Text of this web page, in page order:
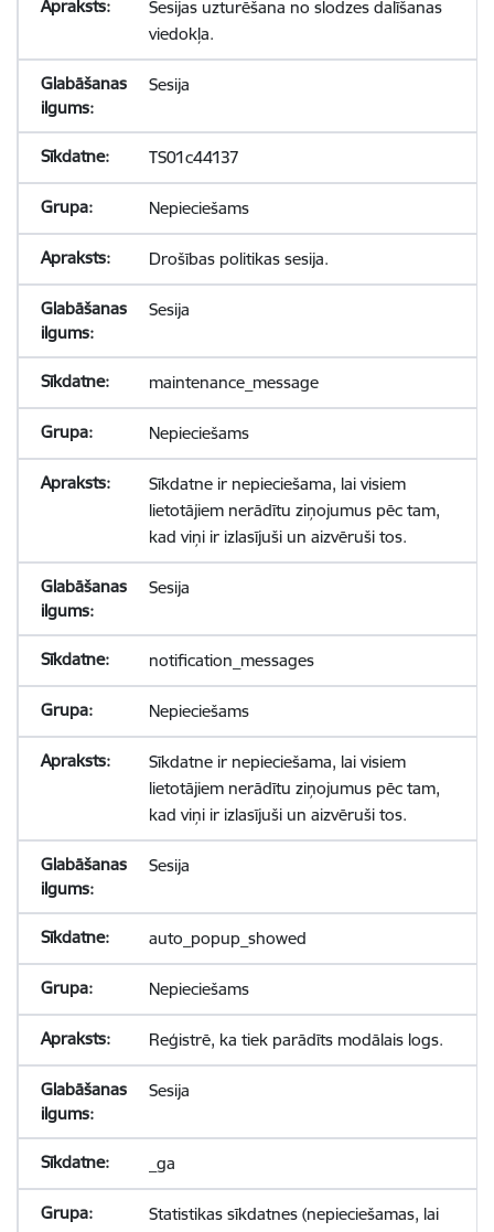
Sesijas uzturēšana no slodzes dalīšanas
viedokļa.
Sesija
TS01c44137
Nepieciešams
Drošības politikas sesija.
Sesija
maintenance_message
Nepieciešams
Sīkdatne ir nepieciešama, lai visiem
lietotājiem nerādītu ziņojumus pēc tam,
kad viņi ir izlasījuši un aizvēruši tos.
Sesija
notification_messages
Nepieciešams
Sīkdatne ir nepieciešama, lai visiem
lietotājiem nerādītu ziņojumus pēc tam,
kad viņi ir izlasījuši un aizvēruši tos.
Sesija
auto_popup_showed
Nepieciešams
Reģistrē, ka tiek parādīts modālais logs.
Sesija
_ga
Statistikas sīkdatnes (nepieciešamas, lai